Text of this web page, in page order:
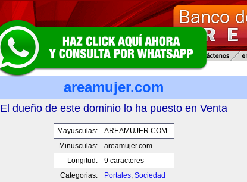
areamujer.com
El dueño de este dominio lo ha puesto en Venta
Mayusculas:
AREAMUJER.COM
Minusculas:
areamujer.com
Longitud:
9 caracteres
Categorias:
Portales, Sociedad